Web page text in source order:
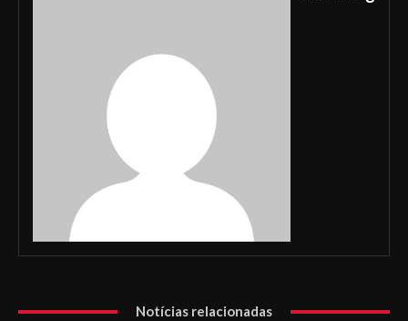
Notícias relacionadas